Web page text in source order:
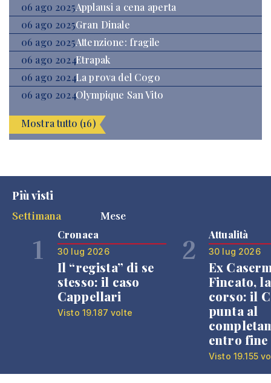
06 ago 2025Applausi a cena aperta
06 ago 2025Gran Dinale
06 ago 2025Attenzione: fragile
06 ago 2024Etrapak
06 ago 2024La prova del Cogo
06 ago 2024Olympique San Vito
Mostra tutto (16)
Più visti
Settimana
Mese
1 Cronaca
30 lug 2026
Il “regista” di se
stesso: il caso
Cappellari
Visto 19.187 volte
2 Attualità
30 lug 2026
Ex
Fincato,
corso: il
punta al
entro fine
Visto 19.155